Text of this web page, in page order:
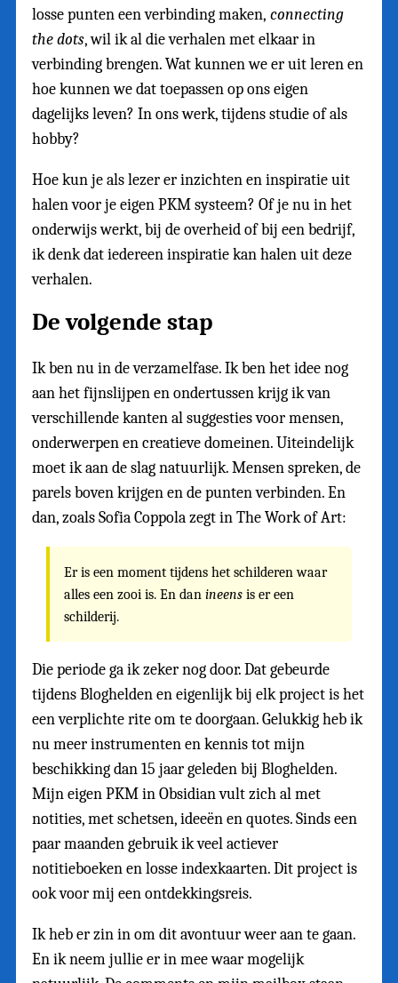
losse punten een verbinding maken, connecting
the dots, wil ik al die verhalen met elkaar in
verbinding brengen. Wat kunnen we er uit leren en
hoe kunnen we dat toepassen op ons eigen
dagelijks leven? In ons werk, tijdens studie of als
hobby?
Hoe kun je als lezer er inzichten en inspiratie uit
halen voor je eigen PKM systeem? Of je nu in het
onderwijs werkt, bij de overheid of bij een bedrijf,
ik denk dat iedereen inspiratie kan halen uit deze
verhalen.
De volgende stap
Ik ben nu in de verzamelfase. Ik ben het idee nog
aan het fijnslijpen en ondertussen krijg ik van
verschillende kanten al suggesties voor mensen,
onderwerpen en creatieve domeinen. Uiteindelijk
moet ik aan de slag natuurlijk. Mensen spreken, de
parels boven krijgen en de punten verbinden. En
dan, zoals Sofia Coppola zegt in The Work of Art:
Er is een moment tijdens het schilderen waar
alles een zooi is. En danineens is er een
schilderij.
Die periode ga ik zeker nog door. Dat gebeurde
tijdens Bloghelden en eigenlijk bij elk project is het
een verplichte rite om te doorgaan. Gelukkig heb ik
nu meer instrumenten en kennis tot mijn
beschikking dan 15 jaar geleden bij Bloghelden.
Mijn eigen PKM in Obsidian vult zich al met
notities, met schetsen, ideeën en quotes. Sinds een
paar maanden gebruik ik veel actiever
notitieboeken en losse indexkaarten. Dit project is
ook voor mij een ontdekkingsreis.
Ik heb er zin in om dit avontuur weer aan te gaan.
En ik neem jullie er in mee waar mogelijk